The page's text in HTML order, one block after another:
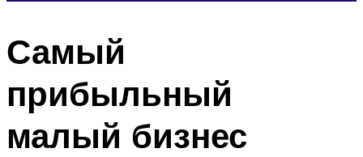
Самый
прибыльный
малый бизнес